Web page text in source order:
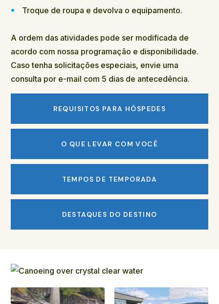
Troque de roupa e devolva o equipamento.
A ordem das atividades pode ser modificada de
acordo com nossa programação e disponibilidade.
Caso tenha solicitações especiais, envie uma
consulta por e-mail com 5 dias de antecedência.
REQUISITOS PARA HÓSPEDES
O QUE LEVAR COM VOCÊ
TEMPOS DE TEMPORADA
DESTAQUES DO DESTINO